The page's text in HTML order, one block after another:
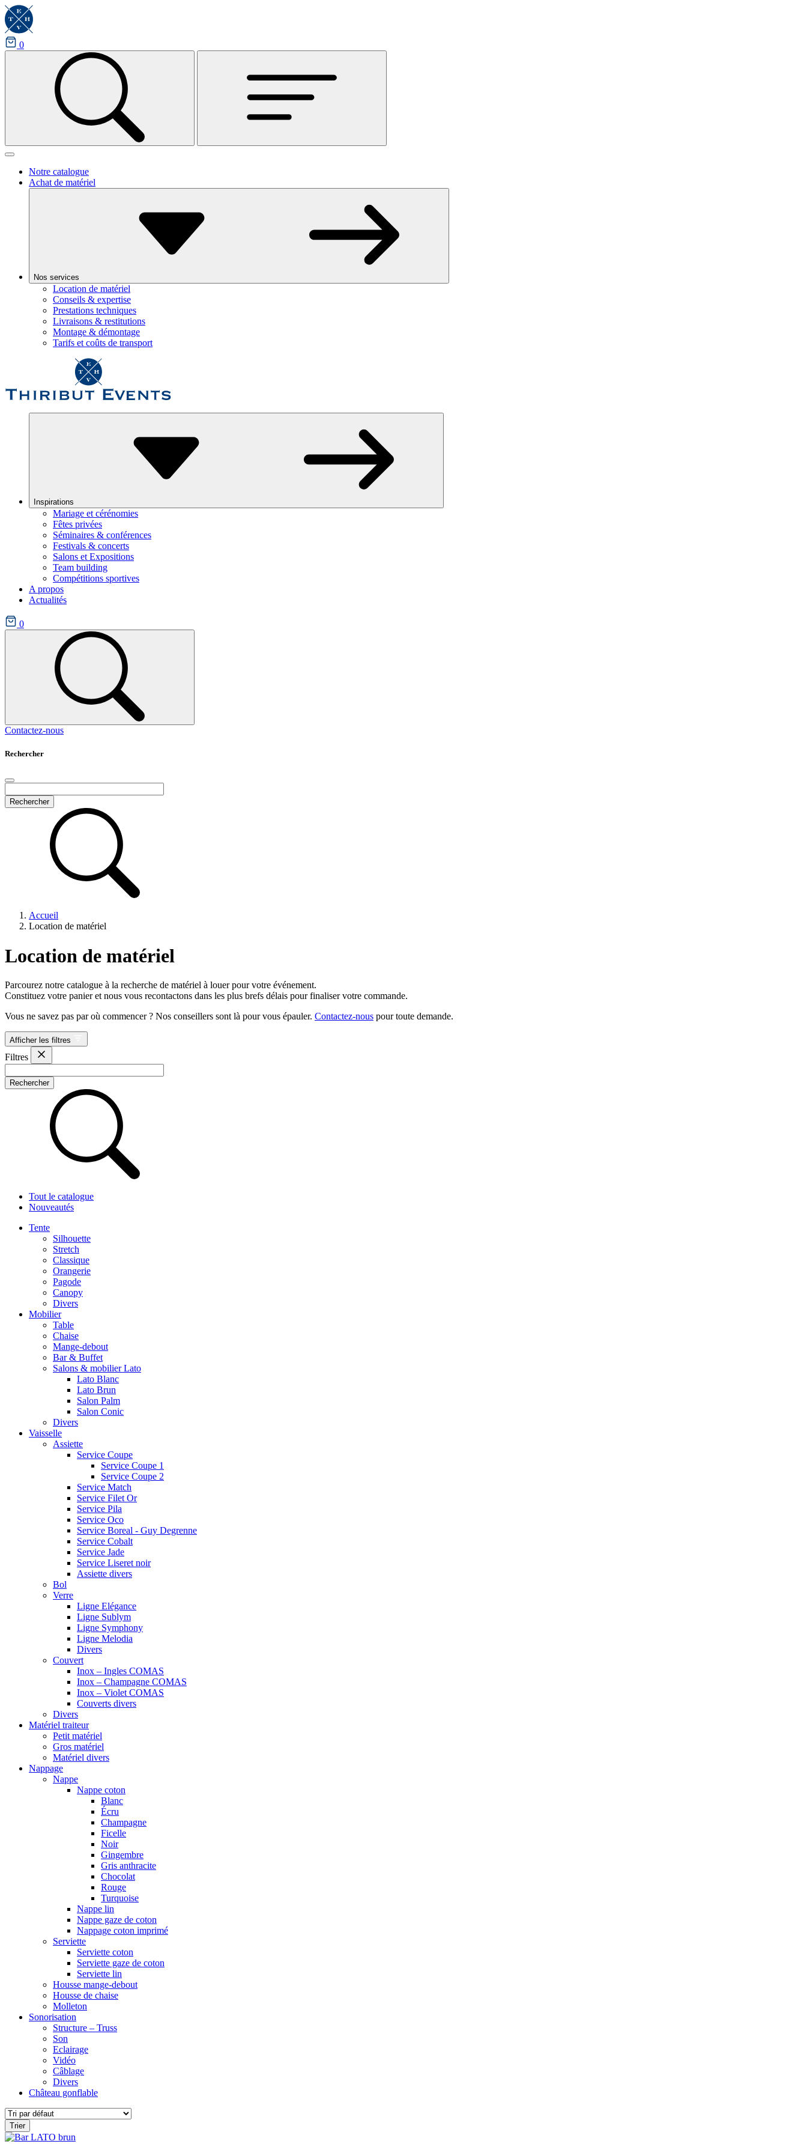
0
Notre catalogue
Achat de matériel
Nos services
Location de matériel
Conseils & expertise
Prestations techniques
Livraisons & restitutions
Montage & démontage
Tarifs et coûts de transport
Inspirations
Mariage et cérénomies
Fêtes privées
Séminaires & conférences
Festivals & concerts
Salons et Expositions
Team building
Compétitions sportives
A propos
Actualités
0
Contactez-nous
Rechercher
Accueil
Location de matériel
Location de matériel
Parcourez notre catalogue à la recherche de matériel à louer pour votre événement.
Constituez votre panier et nous vous recontactons dans les plus brefs délais pour finaliser votre commande.
Vous ne savez pas par où commencer ? Nos conseillers sont là pour vous épauler. Contactez-nous pour toute demande.
Afficher les filtres
Filtres
Tout le catalogue
Nouveautés
Tente
Silhouette
Stretch
Classique
Orangerie
Pagode
Canopy
Divers
Mobilier
Table
Chaise
Mange-debout
Bar & Buffet
Salons & mobilier Lato
Lato Blanc
Lato Brun
Salon Palm
Salon Conic
Divers
Vaisselle
Assiette
Service Coupe
Service Coupe 1
Service Coupe 2
Service Match
Service Filet Or
Service Pila
Service Oco
Service Boreal - Guy Degrenne
Service Cobalt
Service Jade
Service Liseret noir
Assiette divers
Bol
Verre
Ligne Elégance
Ligne Sublym
Ligne Symphony
Ligne Melodia
Divers
Couvert
Inox – Ingles COMAS
Inox – Champagne COMAS
Inox – Violet COMAS
Couverts divers
Divers
Matériel traiteur
Petit matériel
Gros matériel
Matériel divers
Nappage
Nappe
Nappe coton
Blanc
Écru
Champagne
Ficelle
Noir
Gingembre
Gris anthracite
Chocolat
Rouge
Turquoise
Nappe lin
Nappe gaze de coton
Nappage coton imprimé
Serviette
Serviette coton
Serviette gaze de coton
Serviette lin
Housse mange-debout
Housse de chaise
Molleton
Sonorisation
Structure – Truss
Son
Eclairage
Vidéo
Câblage
Divers
Château gonflable
Type